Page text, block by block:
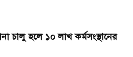
চালু হলে ১০ লাখ কর্মসংস্থানের